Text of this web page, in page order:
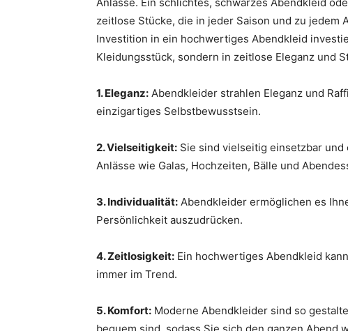
zeitlose Stücke, die in jeder Saison und zu jedem
Investition in ein hochwertiges Abendkleid
Kleidungsstück, sondern in zeitlose Eleganz und
1. Eleganz: Abendkleider strahlen Eleganz und
einzigartiges Selbstbewusstsein.
2. Vielseitigkeit: Sie sind vielseitig einsetzbar
Anlässe wie Galas, Hochzeiten, Bälle und
3. Individualität: Abendkleider ermöglichen es
Persönlichkeit auszudrücken.
4. Zeitlosigkeit: Ein hochwertiges Abendkleid
immer im Trend.
5. Komfort: Moderne Abendkleider sind so